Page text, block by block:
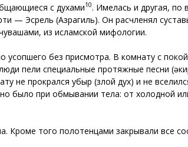
с духами10. Имелась и другая, по
— Эсрель (Азрагиль). Он расчленял
из исламской мифологии.
без присмотра. В комнату с
пели специальные протяжные песни
не прокрался убыр (злой дух) и не
было при обмывании тела: от холодной
Кроме того полотенцами закрывали все